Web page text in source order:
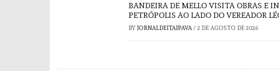
BANDEIRA DE MELLO VISITA OBRAS E
PETRÓPOLIS AO LADO DO VEREADOR
BY JORNALDEITAIPAVA / 2 DE AGOSTO DE 2026